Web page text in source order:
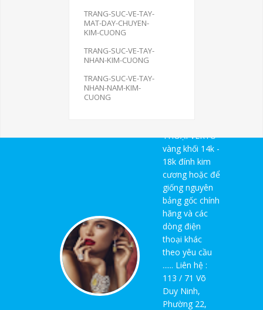
TRANG-SUC-VE-TAY-
MAT-DAY-CHUYEN-
KIM-CUONG
TRANG-SUC-VE-TAY-
NHAN-KIM-CUONG
TRANG-SUC-VE-TAY-
NHAN-NAM-KIM-
CUONG
THOẠI VERTU
vàng khối 14k -
18k đính kim
cương hoặc để
giống nguyên
bảng gốc chính
hãng và các
dòng điện
thoại khác
theo yêu cầu
...... Liên hệ :
113 / 71 Võ
Duy Ninh,
Phường 22,